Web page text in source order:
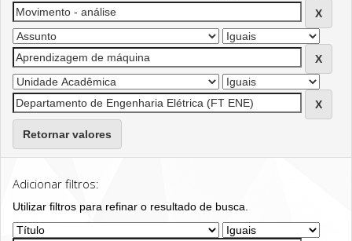
Retornar valores
Adicionar filtros:
Utilizar filtros para refinar o resultado de busca.